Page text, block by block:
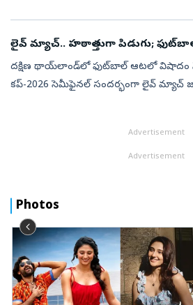
లైవ్ మ్యాచ్‌.. హఠాత్తుగా పిడుగు;
ద‌క్షిణ థాయ్‌లాండ్‌లో ఫుట్‌బాల్ ఆట‌లో విషాదం
క‌ప్-2026 సెమీఫైన‌ల్ సంద‌ర్భంగా లైవ్ మ్యాచ్
Advertisement
Advertisement
Photos